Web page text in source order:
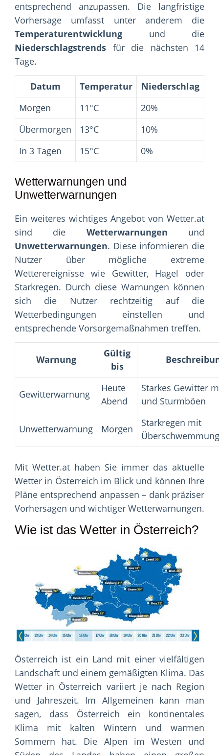
entsprechend anzupassen. Die langfristige
Vorhersage umfasst unter anderem die
Temperaturentwicklung und die
Niederschlagstrends für die nächsten 14
Tage.
Datum Temperatur
Niederschlag
Morgen
11°C
20%
Übermorgen
13°C
10%
In 3 Tagen
15°C 0%
Wetterwarnungen und
Unwetterwarnungen
Ein weiteres wichtiges Angebot von Wetter.at
sind die Wetterwarnungen und
Unwetterwarnungen. Diese informieren die
Nutzer über mögliche extreme
Wetterereignisse wie Gewitter, Hagel oder
Starkregen. Durch diese Warnungen können
sich die Nutzer rechtzeitig auf die
Wetterbedingungen einstellen und
entsprechende Vorsorgemaßnahmen treffen.
Warnung
Gültig
bis
Gewitterwarnung
Heute
Abend
Starkes Gewitter
und Sturmböen
Unwetterwarnung Morgen
Starkregen mit
Mit Wetter.at haben Sie immer das aktuelle
Wetter in Österreich im Blick und können Ihre
Pläne entsprechend anpassen – dank präziser
Vorhersagen und wichtiger Wetterwarnungen.
Wie ist das Wetter in Österreich?
Österreich ist ein Land mit einer vielfältigen
Landschaft und einem gemäßigten Klima. Das
Wetter in Österreich variiert je nach Region
und Jahreszeit. Im Allgemeinen kann man
sagen, dass Österreich ein kontinentales
Klima mit kalten Wintern und warmen
Sommern hat. Die Alpen im Westen und